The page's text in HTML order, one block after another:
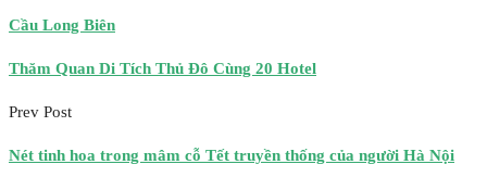
Cầu Long Biên
Thăm Quan Di Tích Thủ Đô Cùng 20 Hotel
Prev Post
Nét tinh hoa trong mâm cỗ Tết truyền thống của người Hà Nội